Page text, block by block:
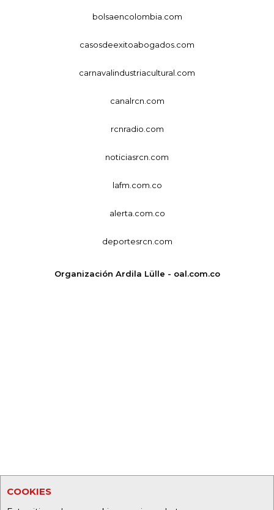
COOKIES
bolsaencolombia.com
casosdeexitoabogados.com
carnavalindustriacultural.com
canalrcn.com
rcnradio.com
noticiasrcn.com
lafm.com.co
alerta.com.co
deportesrcn.com
Organización Ardila Lülle - oal.com.co